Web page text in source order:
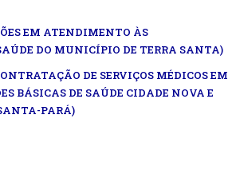
EM ATENDIMENTO ÀS
DO MUNICÍPIO DE TERRA SANTA)
DE SERVIÇOS MÉDICOS EM
BÁSICAS DE SAÚDE CIDADE NOVA E
PARÁ)